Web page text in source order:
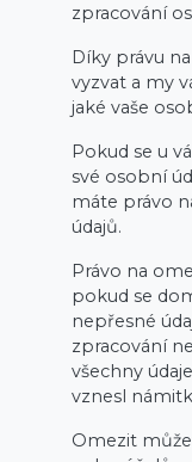
zpracování
Díky právu
vyzvat a my
jaké vaše
Pokud se u
své osobní
máte právo
údajů.
Právo na
pokud se
nepřesné
zpracování
všechny
vznesl
Omezit